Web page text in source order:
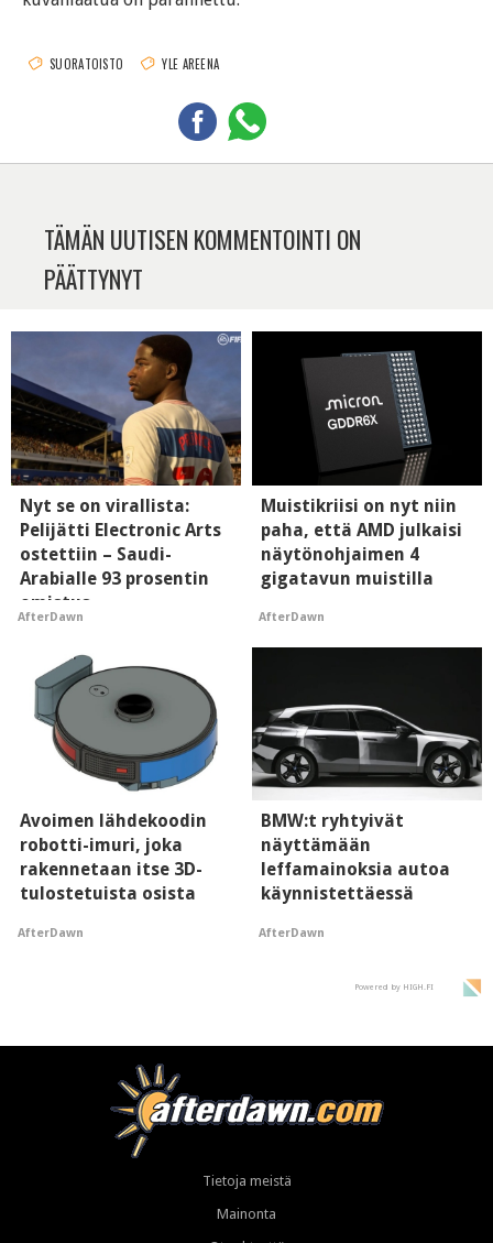
SUORATOISTO YLE AREENA
TÄMÄN UUTISEN KOMMENTOINTI ON
PÄÄTTYNYT
Nyt se on virallista:
Pelijätti Electronic Arts
ostettiin – Saudi-
Arabialle 93 prosentin
omistus
AfterDawn
Muistikriisi on nyt niin
paha, että AMD julkaisi
näytönohjaimen 4
gigatavun muistilla
AfterDawn
Avoimen lähdekoodin
robotti-imuri, joka
rakennetaan itse 3D-
tulostetuista osista
AfterDawn
BMW:t ryhtyivät
näyttämään
leffamainoksia autoa
käynnistettäessä
AfterDawn
Powered by HIGH.FI
Tietoja meistä
Mainonta